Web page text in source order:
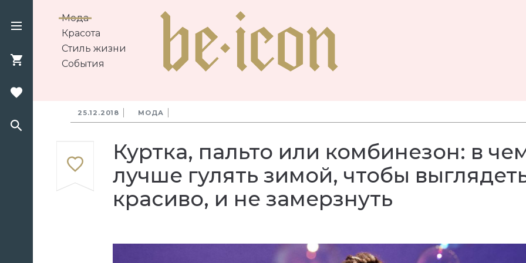
Мода
Красота
Стиль жизни
События
25.12.2018 МОДА
Куртка, пальто или комбинезон: в
лучше гулять зимой, чтобы
красиво, и не замерзнуть